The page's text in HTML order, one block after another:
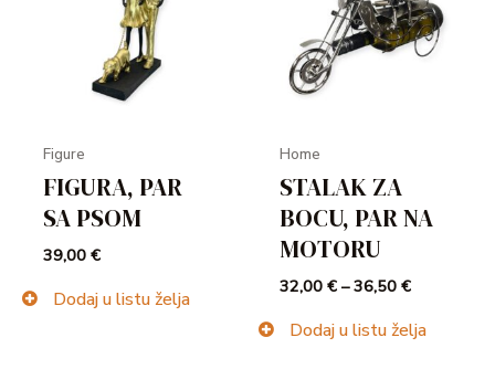
Figure
FIGURA, PAR
SA PSOM
39,00€
Dodaj u listu želja
Home
STALAK ZA
BOCU, PAR NA
MOTORU
32,00€ –36,50€
Dodaj u listu želja